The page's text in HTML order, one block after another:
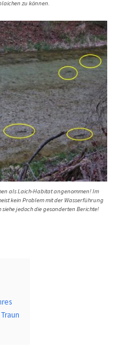
zu können.
als Laich-Habitat angenommen! Im
kein Problem mit der Wasserführung
jedoch die gesonderten Berichte!